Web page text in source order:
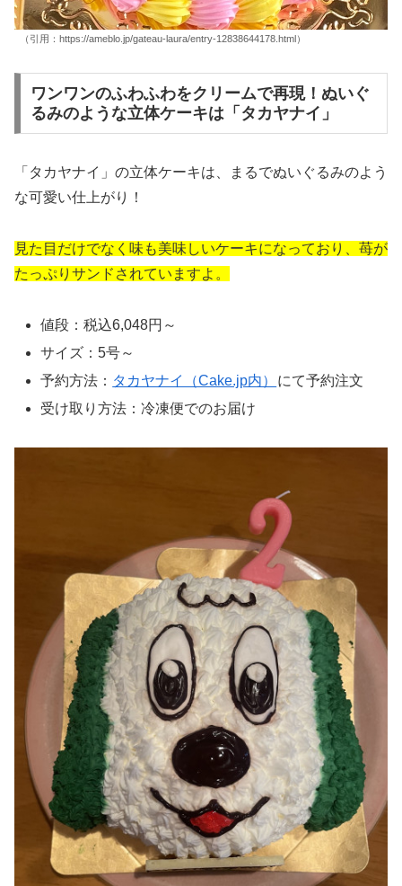
（引用：https://ameblo.jp/gateau-laura/entry-12838644178.html）
ワンワンのふわふわをクリームで再現！ぬいぐ
るみのような立体ケーキは「タカヤナイ」
「タカヤナイ」 の立体ケーキは、まるでぬいぐるみのよう
な可愛い仕上がり！
見た目だけでなく味も美味しいケーキになっており、苺が
たっぷりサンドされていますよ。
値段：税込6,048円～
サイズ：5号～
予約方法： タカヤナイ（Cake.jp内）
にて予約注文
受け取り方法：冷凍便でのお届け